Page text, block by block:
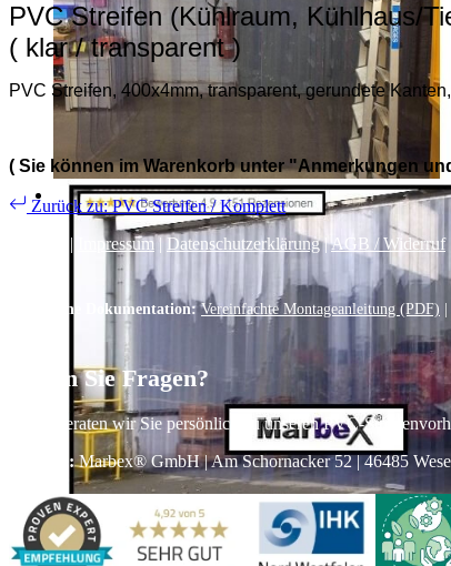
PVC Streifen (Kühlraum, Kühlhaus/
( klar / transparent )
PVC Streifen, 400x4mm, transparent, gerundete
( Sie können im Warenkorb unter "Anmerkungen
Zurück zu: PVC Streifen / Komplett
| Impressum | Datenschutzerklärung|AGB / Widerruf
Technische Dokumentation: Vereinfachte Montageanleitung (PDF) |
Haben Sie Fragen?
Gerne beraten wir Sie persönlich zu unseren PVC-
Adresse:Marbex® GmbH | Am Schornacker 52 | 46485